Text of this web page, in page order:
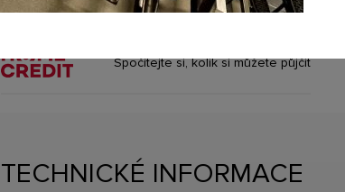
Kód produktu: 11200324
Spočítejte si, kolik si můžete půjčit
TECHNICKÉ INFORMACE